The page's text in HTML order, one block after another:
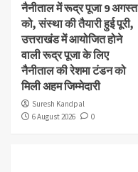
नैनीताल में रूद्र पूजा 9 अगस्त
को, संस्था की तैयारी हुई पूरी,
उत्तराखंड में आयोजित होने
वाली रूद्र पूजा के लिए
नैनीताल की रेशमा टंडन को
मिली अहम जिम्मेदारी
Suresh Kandpal
6 August 2026
0